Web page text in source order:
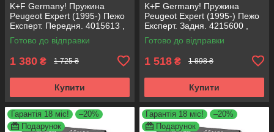
K+F Germany! Пружина
Peugeot Expert (1995-) Пежо
Експерт. Передня. 4015613 ,
RG1332 , 997728. К+Ф
Німеччина
Готово до відправки
1 380 ₴ 1 725 ₴
Купити
K+F Germany! Пружина
Peugeot Expert (1995-) Пежо
Експерт. Задня. 4215600 ,
RC5267 , 996552. К+Ф
Німеччина
Готово до відправки
1 518 ₴ 1 898 ₴
Купити
Гарантія 18 міс!
–20%
Подарунок
Гарантія 18 міс!
–20%
Подарунок